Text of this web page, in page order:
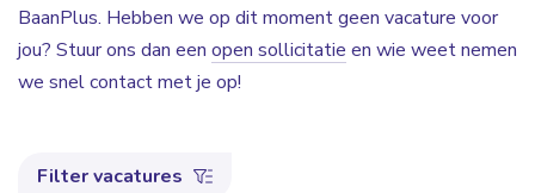
BaanPlus. Hebben we op dit moment geen vacature voor
jou? Stuur ons dan een open sollicitatie en wie weet nemen
we snel contact met je op!
Filter vacatures